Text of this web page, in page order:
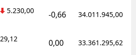
5.230,00 -0,66 34.011.945,00
29,12 0,00 33.361.295,62